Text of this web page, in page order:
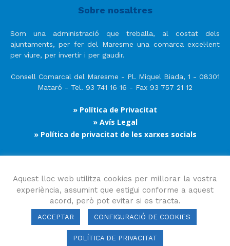
Sobre nosaltres
Som una administració que treballa, al costat dels
ajuntaments, per fer del Maresme una comarca excel·lent
per viure, per invertir i per gaudir.
Consell Comarcal del Maresme - Pl. Miquel Biada, 1 - 08301
Mataró - Tel. 93 741 16 16 - Fax 93 757 21 12
» Política de Privacitat
» Avís Legal
» Política de privacitat de les xarxes socials
Segueix-nos
Consell Comarcal del Maresme 2023 Copyright © Tots els drets
Aquest lloc web utilitza cookies per millorar la vostra
experiència, assumint que estigui conforme a aquest
acord, però pot evitar si es tracta.
ACCEPTAR CONFIGURACIÓ DE COOKIES
POLÍTICA DE PRIVACITAT